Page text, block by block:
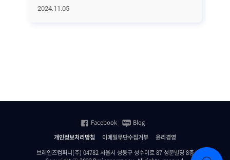
서비스가 정상적으로 작동하는지를 확인할 수 있습니다.
리눅스의 주요 로그는 /var/log 디렉토리에 저장되며,
로그 파일들은 특정 상황을 기록하고, 장애 발생 시 필요한
정보를 제공합니다. 리눅스 로그는 크게 시스템 로그, 부팅
로그, 보안 로그로 분류하여 관리합니다. 시스템 로그는
syslog나 rsyslog에 의해 관리되며, 설정에 따라 특정
2024.11.05
해
하겠습니다
개인정보처리방침 이메일무단수집거부
윤리경영
브레인즈컴퍼니(주) 04782 서울시 성동구 성수이로 87 성문빌딩 8층
Facebook Blog